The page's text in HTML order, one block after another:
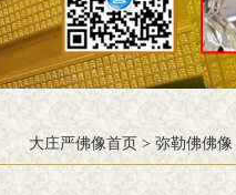
大庄严佛像首页 > 弥勒佛佛像